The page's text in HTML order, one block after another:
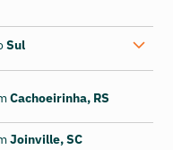
Sul
Cachoeirinha, RS
Joinville, SC